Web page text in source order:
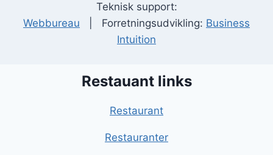
Teknisk support:
Webbureau | Forretningsudvikling: Business
Intuition
Restauant links
Restaurant
Restauranter